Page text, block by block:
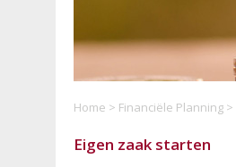
Home > Financiële Planning >
Eigen zaak starten